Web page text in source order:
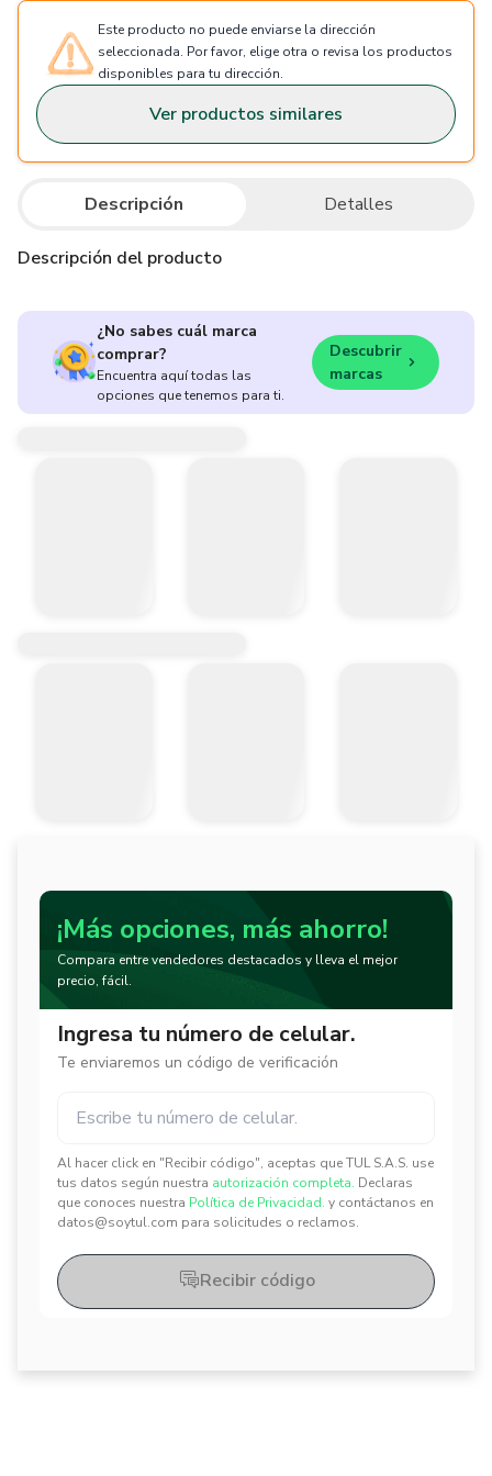
Este producto no puede enviarse la dirección
seleccionada. Por favor, elige otra o revisa los productos
disponibles para tu dirección.
Ver productos similares
Descripción Detalles
Descripción del producto
¿No sabes cuál marca
comprar?
Encuentra aquí todas las
opciones que tenemos para ti.
Descubrir
marcas
¡Más opciones, más ahorro!
Compara entre vendedores destacados y lleva el mejor
precio, fácil.
Ingresa tu número de celular.
Te enviaremos un código de verificación
Al hacer click en "Recibir código", aceptas que TUL S.A.S. use
tus datos según nuestra autorización completa. Declaras
que conoces nuestra Política de Privacidad. y contáctanos en
datos@soytul.com para solicitudes o reclamos.
✕
✕
Recibir código